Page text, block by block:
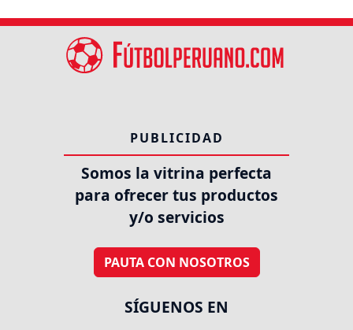
PUBLICIDAD
Somos la vitrina perfecta
para ofrecer tus productos
y/o servicios
PAUTA CON NOSOTROS
SÍGUENOS EN